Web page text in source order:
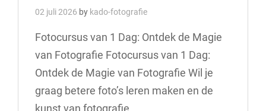
02 juli 2026 by kado-fotografie
Fotocursus van 1 Dag: Ontdek de Magie
van Fotografie Fotocursus van 1 Dag:
Ontdek de Magie van Fotografie Wil je
graag betere foto’s leren maken en de
kunst van fotografie